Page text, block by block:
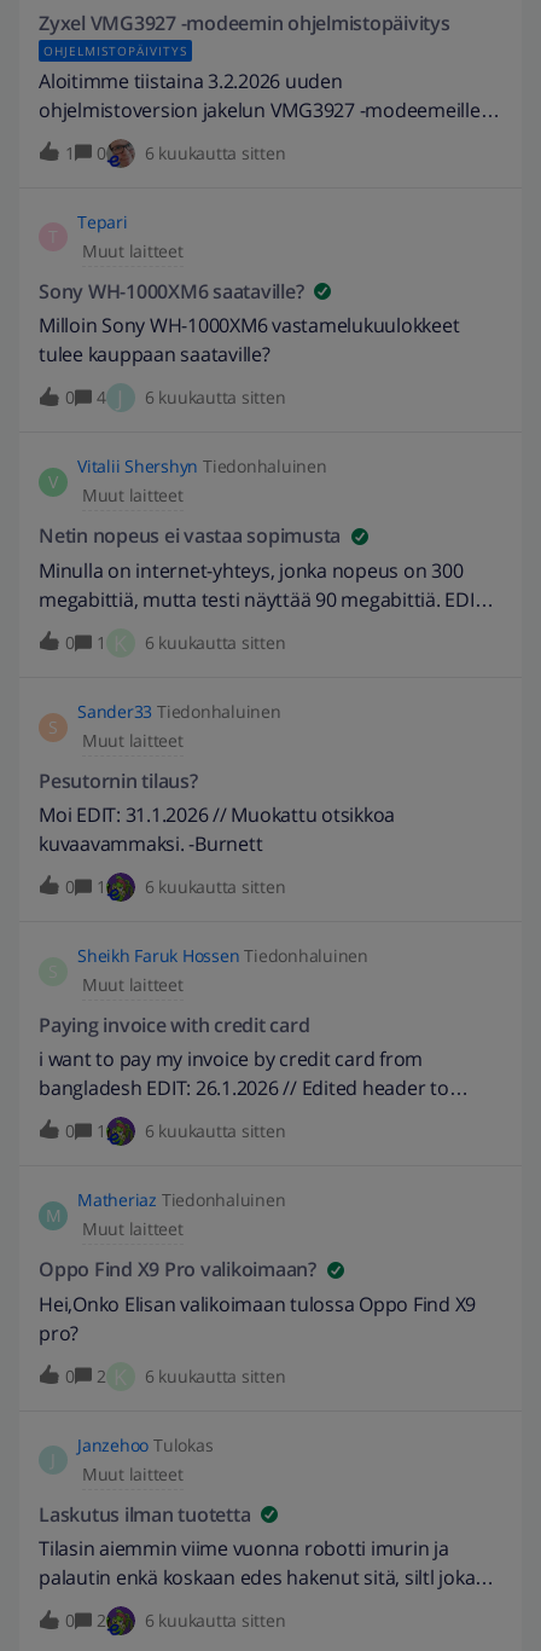
Zyxel VMG3927 -modeemin ohjelmistopäivitys
OHJELMISTOPÄIVITYS
Aloitimme tiistaina 3.2.2026 uuden
ohjelmistoversion jakelun VMG3927 -modeemeille.
Päivitykset tapahtuvat pienissä erissä lähiviikkojen
aikana.Päivitys ei vaadi asiakkailtamme
Älä siis huoli, jos et saa päivitystä ensimmäisten
joukossa. Jos huomaat, että yhteys lakkaa
toimimasta ja laitteen valot vilkkuvat, laite on
päivittymässä. Älä sammuta tai irrota laitetta
verkkovirrasta päivityksen aikana.Uusi
ohjelmistoversio VMG3927-B50A_Elisa6_V5.13
sisältääKorjauksia laitteen sisäiseen
sertifikaatin uusintaVMG3927 -modeemin ohjeet
1 0 6 kuukautta sitten
T
Tepari
Muut laitteet
Sony WH-1000XM6 saataville?
Milloin Sony WH-1000XM6 vastamelukuulokkeet
tulee kauppaan saataville?
0 4 J 6 kuukautta sitten
V
Vitalii Shershyn Tiedonhaluinen
Muut laitteet
Netin nopeus ei vastaa sopimusta
Minulla on internet-yhteys, jonka nopeus on 300
megabittiä, mutta testi näyttää 90 megabittiä. EDIT:
2.2.2026 // Muokattu otsikkoa kuvaavammaksi. -
Burnett
0 1 6 kuukautta sitten
S
Sander33 Tiedonhaluinen
Muut laitteet
Pesutornin tilaus?
Moi EDIT: 31.1.2026 // Muokattu otsikkoa
kuvaavammaksi. -Burnett
0 1 6 kuukautta sitten
Sheikh Faruk Hossen Tiedonhaluinen
Muut laitteet
Paying invoice with credit card
i want to pay my invoice by credit card from
bangladesh EDIT: 26.1.2026 // Edited header to
match text better. -Burnett
0 1 6 kuukautta sitten
M
Matheriaz Tiedonhaluinen
Muut laitteet
Oppo Find X9 Pro valikoimaan?
Hei,Onko Elisan valikoimaan tulossa Oppo Find X9
pro?
0 2 6 kuukautta sitten
Janzehoo Tulokas
Muut laitteet
Laskutus ilman tuotetta
Tilasin aiemmin viime vuonna robotti imurin ja
palautin enkä koskaan edes hakenut sitä, siltl joka
kuukausi veloitetaan tililtä imurista. Ja kun nykyään
ei Elisalle pääse jättämään soittopyyntöä että voisi
0 2 6 kuukautta sitten